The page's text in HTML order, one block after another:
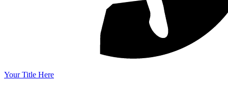
Your Title Here